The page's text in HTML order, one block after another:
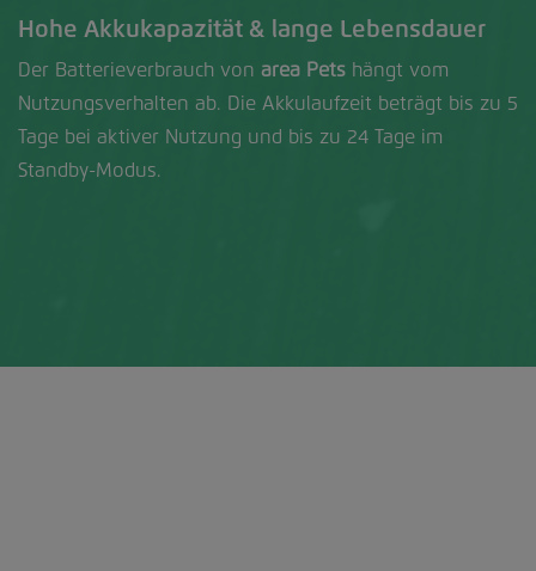
Hohe Akkukapazität & lange Lebensdauer
Der Batterieverbrauch von area Pets hängt vom
Nutzungsverhalten ab. Die Akkulaufzeit beträgt bis zu 5
Tage bei aktiver Nutzung und bis zu 24 Tage im
Standby-Modus.